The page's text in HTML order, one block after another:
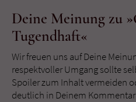
Deine Meinung zu
Tugendhaft«
Wir freuen uns auf Deine
respektvoller Umgang sollte
Spoiler zum Inhalt vermeiden
deutlich in Deinem